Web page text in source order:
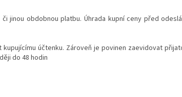
jinou obdobnou platbu. Úhrada kupní ceny před
účtenku. Zároveň je povinen zaevidovat
do 48 hodin